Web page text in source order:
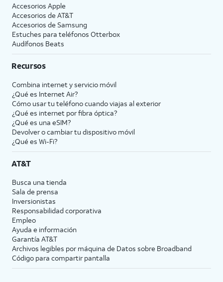
Accesorios Apple
Accesorios de AT&T
Accesorios de Samsung
Estuches para teléfonos Otterbox
Audífonos Beats
Recursos
Combina internet y servicio móvil
¿Qué es Internet Air?
Cómo usar tu teléfono cuando viajas al exterior
¿Qué es internet por fibra óptica?
¿Qué es una eSIM?
Devolver o cambiar tu dispositivo móvil
¿Qué es Wi-Fi?
AT&T
Busca una tienda
Sala de prensa
Inversionistas
Responsabilidad corporativa
Empleo
Ayuda e información
Garantía AT&T
Archivos legibles por máquina de Datos sobre Broadband
Código para compartir pantalla